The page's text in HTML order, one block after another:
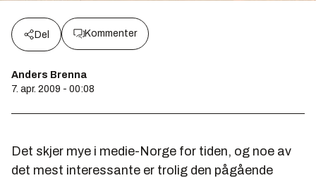
Del Kommenter
Anders Brenna
7. apr. 2009 - 00:08
Det skjer mye i medie-Norge for tiden, og noe av
det mest interessante er trolig den pågående